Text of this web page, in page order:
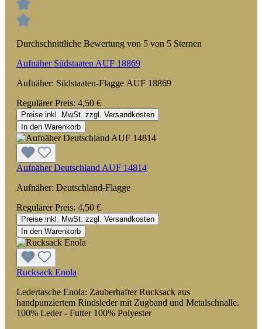
Durchschnittliche Bewertung von 5 von 5 Sternen
Aufnäher Südstaaten AUF 18869
Aufnäher: Südstaaten-Flagge AUF 18869
Regulärer Preis: 4,50 €
Preise inkl. MwSt. zzgl. Versandkosten
In den Warenkorb
Aufnäher Deutschland AUF 14814
Aufnäher: Deutschland-Flagge
Regulärer Preis: 4,50 €
Preise inkl. MwSt. zzgl. Versandkosten
In den Warenkorb
Rucksack Enola
Ledertasche Enola: Zauberhafter Rucksack aus
handpunziertem Rindsleder mit Zugband und Metalschnalle.
100% Leder - Futter 100% Polyester